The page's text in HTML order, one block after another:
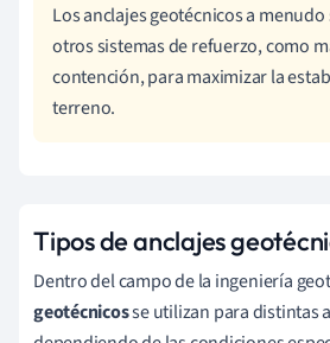
Los anclajes geotécnicos a
otros sistemas de refuerzo, como
contención, para maximizar la
terreno.
Tipos de anclajes
Dentro del campo de la ingeniería
geotécnicosse utilizan para distintas